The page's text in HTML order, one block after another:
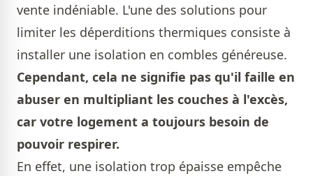
vente indéniable. L'une des solutions pour
limiter les déperditions thermiques consiste à
installer une isolation en combles généreuse.
Cependant, cela ne signifie pas qu'il faille en
abuser en multipliant les couches à l'excès,
car votre logement a toujours besoin de
pouvoir respirer.
En effet, une isolation trop épaisse empêche